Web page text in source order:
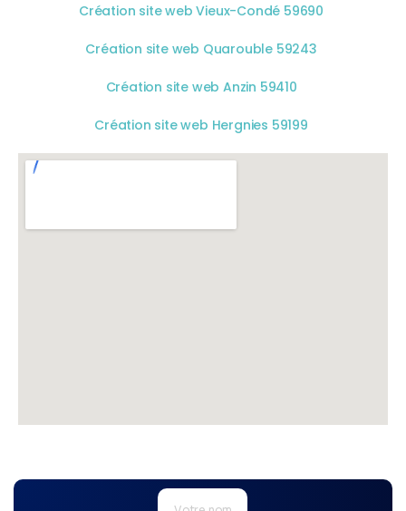
Création site web Vieux-Condé 59690
Création site web Quarouble 59243
Création site web Anzin 59410
Création site web Hergnies 59199